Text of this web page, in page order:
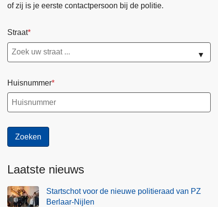
of zij is je eerste contactpersoon bij de politie.
Straat
▼
Huisnummer
Laatste nieuws
Startschot voor de nieuwe politieraad van PZ
Berlaar-Nijlen